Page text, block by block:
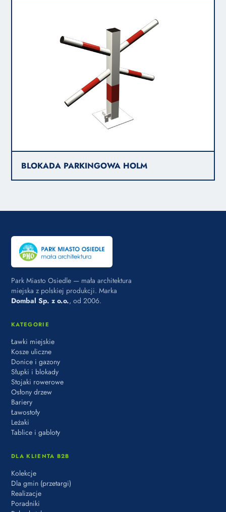
BLOKADA PARKINGOWA HOLM
Park Miasto Osiedle — mała architektura
miejska z polskiej produkcji. Marka
Dombal Sp. z o.o., od 2006.
KATEGORIE
Ławki miejskie
Kosze uliczne
Donice i gazony
Słupki i blokady
Stojaki rowerowe
Osłony drzew
Bariery
Ławostoły
Leżaki
Tablice i gabloty
DLA KLIENTA B2B
Kolekcje
Dla gmin (przetargi)
Realizacje
Poradniki